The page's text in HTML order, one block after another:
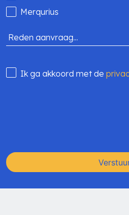
Merqurius
Reden aanvraag...
Ik ga akkoord met de